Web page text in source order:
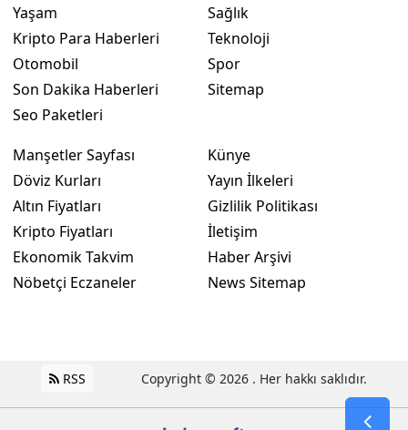
Yaşam
Kripto Para Haberleri
Otomobil
Son Dakika Haberleri
Seo Paketleri
Sağlık
Teknoloji
Spor
Sitemap
Manşetler Sayfası
Döviz Kurları
Altın Fiyatları
Kripto Fiyatları
Ekonomik Takvim
Nöbetçi Eczaneler
Künye
Yayın İlkeleri
Gizlilik Politikası
İletişim
Haber Arşivi
News Sitemap
RSS Copyright © 2026 . Her hakkı saklıdır.